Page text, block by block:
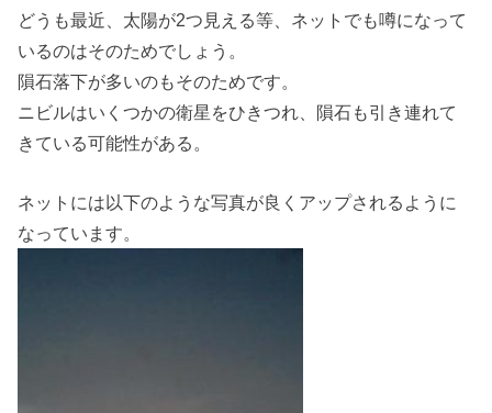
どうも最近、太陽が2つ見える等、ネットでも噂になって
いるのはそのためでしょう。
隕石落下が多いのもそのためです。
ニビルはいくつかの衛星をひきつれ、隕石も引き連れて
きている可能性がある。
ネットには以下のような写真が良くアップされるように
なっています。